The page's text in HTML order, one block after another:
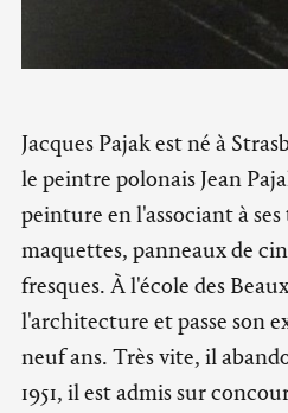
Jacques Pajak est né à
le peintre polonais Jean
peinture en l'associant à
maquettes, panneaux de
fresques. À l'école des
l'architecture et passe son
neuf ans. Très vite, il
1951, il est admis sur